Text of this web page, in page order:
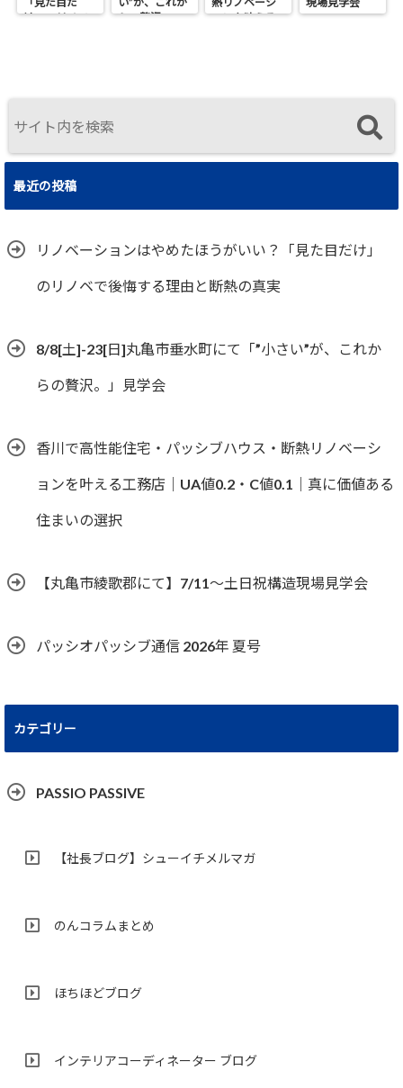
け」のリノベ
らの贅沢。」
ョンを叶える
最近の投稿
リノベーションはやめたほうがいい？「見た目だけ」
のリノベで後悔する理由と断熱の真実
8/8[土]-23[日]丸亀市垂水町にて「”小さい”が、これか
らの贅沢。」見学会
香川で高性能住宅・パッシブハウス・断熱リノベーシ
ョンを叶える工務店｜UA値0.2・C値0.1｜真に価値ある
住まいの選択
【丸亀市綾歌郡にて】7/11～土日祝構造現場見学会
パッシオパッシブ通信 2026年 夏号
カテゴリー
PASSIO PASSIVE
【社長ブログ】シューイチメルマガ
のんコラムまとめ
ほちほどブログ
インテリアコーディネーター ブログ